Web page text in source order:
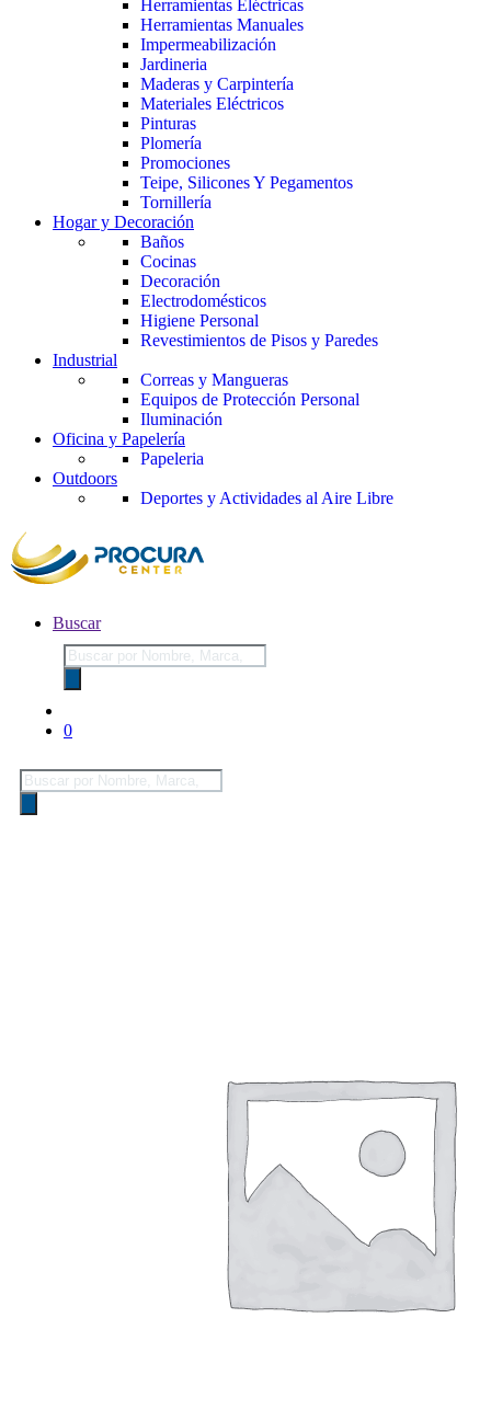
Herramientas Eléctricas
Herramientas Manuales
Impermeabilización
Jardineria
Maderas y Carpintería
Materiales Eléctricos
Pinturas
Plomería
Promociones
Teipe, Silicones Y Pegamentos
Tornillería
Hogar y Decoración
Baños
Cocinas
Decoración
Electrodomésticos
Higiene Personal
Revestimientos de Pisos y Paredes
Industrial
Correas y Mangueras
Equipos de Protección Personal
Iluminación
Oficina y Papelería
Papeleria
Outdoors
Deportes y Actividades al Aire Libre
Buscar
Búsqueda
de
productos
0
Búsqueda
de
productos